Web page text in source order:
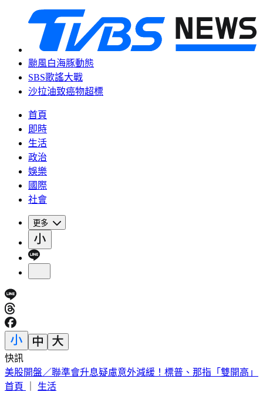
颱風白海豚動態
SBS歌謠大戰
沙拉油致癌物超標
首頁
即時
生活
政治
娛樂
國際
社會
更多
快訊
英特爾別想搶訂單？ 外媒曝：客戶不敢得罪台積電
首頁
生活